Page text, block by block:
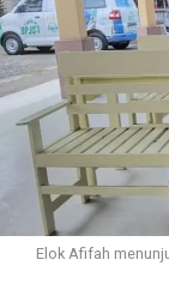
Elok Afifah